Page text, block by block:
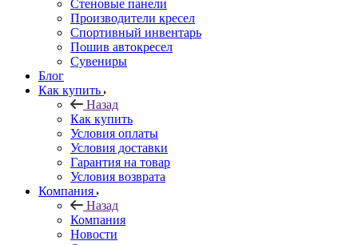
Стеновые панели
Производители кресел
Спортивный инвентарь
Пошив автокресел
Сувениры
Блог
Как купить
Назад
Как купить
Условия оплаты
Условия доставки
Гарантия на товар
Условия возврата
Компания
Назад
Компания
Новости